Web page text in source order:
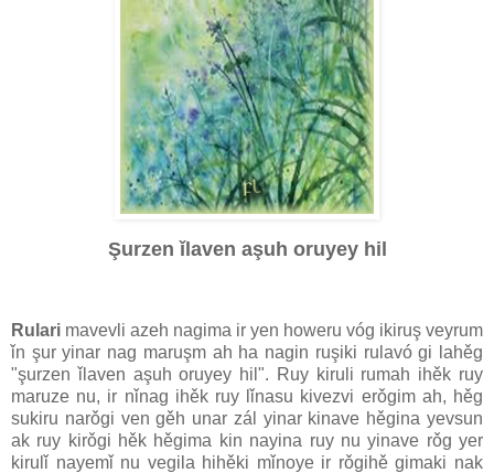
Şurzen ǐlaven aşuh oruyey hil
Rulari mavevli azeh nagima ir yen howeru vóg ikiruş veyrum
ǐn şur yinar nag maruşm ah ha nagin ruşiki rulavó gi lahěg
"şurzen ǐlaven aşuh oruyey hil". Ruy kiruli rumah ihěk ruy
maruze nu, ir nǐnag ihěk ruy lǐnasu kivezvi erǒgim ah, hěg
sukiru narǒgi ven gěh unar zál yinar kinave hěgina yevsun
ak ruy kirǒgi hěk hěgima kin nayina ruy nu yinave rǒg yer
kirulǐ nayemǐ nu vegila hihěki mǐnoye ir rǒgihě gimaki nak